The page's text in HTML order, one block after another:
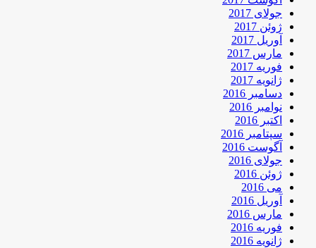
جولای 2017
ژوئن 2017
آوریل 2017
مارس 2017
فوریه 2017
ژانویه 2017
دسامبر 2016
نوامبر 2016
اکتبر 2016
سپتامبر 2016
آگوست 2016
جولای 2016
ژوئن 2016
می 2016
آوریل 2016
مارس 2016
فوریه 2016
ژانویه 2016